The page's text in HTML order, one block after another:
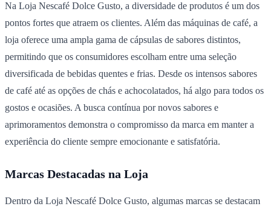
Na Loja Nescafé Dolce Gusto, a diversidade de produtos é um dos
pontos fortes que atraem os clientes. Além das máquinas de café, a
loja oferece uma ampla gama de cápsulas de sabores distintos,
permitindo que os consumidores escolham entre uma seleção
diversificada de bebidas quentes e frias. Desde os intensos sabores
de café até as opções de chás e achocolatados, há algo para todos os
gostos e ocasiões. A busca contínua por novos sabores e
aprimoramentos demonstra o compromisso da marca em manter a
experiência do cliente sempre emocionante e satisfatória.
Marcas Destacadas na Loja
Dentro da Loja Nescafé Dolce Gusto, algumas marcas se destacam